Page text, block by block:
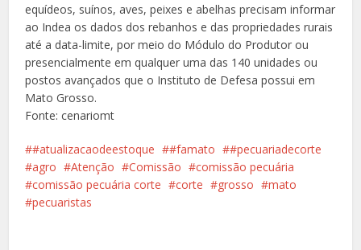
equídeos, suínos, aves, peixes e abelhas precisam informar
ao Indea os dados dos rebanhos e das propriedades rurais
até a data-limite, por meio do Módulo do Produtor ou
presencialmente em qualquer uma das 140 unidades ou
postos avançados que o Instituto de Defesa possui em
Mato Grosso.
Fonte: cenariomt
#atualizacaodeestoque #famato
#pecuariadecorte
agro
Atenção Comissão
comissão pecuária
comissão pecuária corte
corte grosso
mato
pecuaristas